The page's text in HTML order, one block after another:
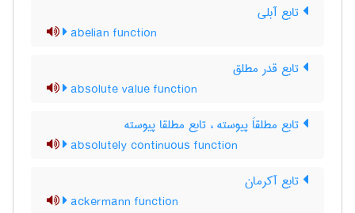
تابع آبلی
abelian function
تابع قدر مطلق
absolute value function
تابع مطلقاَ پیوسته ، تابع مطلقا پیوسته
absolutely continuous function
تابع آکرمان
ackermann function